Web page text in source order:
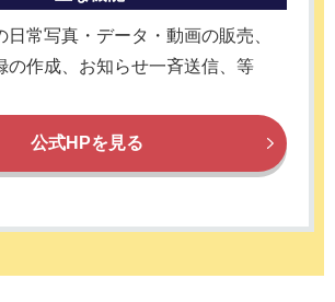
日常写真・データ・動画の販売、
の作成、お知らせ一斉送信、等
公式HPを見る